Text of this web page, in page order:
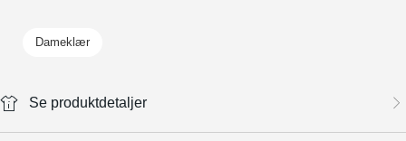
Dameklær
Se produktdetaljer